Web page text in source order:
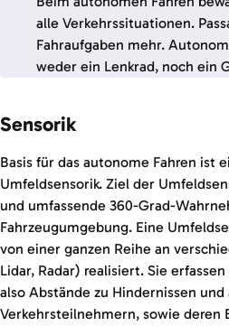
alle Verkehrssituationen.
Fahraufgaben mehr.
weder ein Lenkrad, noch ein
Sensorik
Basis für das autonome Fahren ist
Umfeldsensorik. Ziel der
und umfassende 360-Grad-
Fahrzeugumgebung. Eine
von einer ganzen Reihe an
Lidar, Radar) realisiert. Sie
also Abstände zu Hindernissen und
Verkehrsteilnehmern, sowie deren